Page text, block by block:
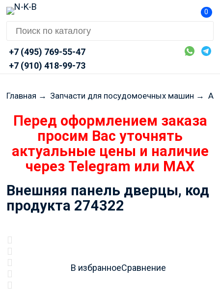
0
+7 (495) 769-55-47
+7 (910) 418-99-73
Главная → Запчасти для посудомоечных машин →
Перед оформлением заказа
просим Вас уточнять
актуальные цены и наличие
через Telegram или MAX
Внешняя панель дверцы, код
продукта 274322
В избранноеСравнение